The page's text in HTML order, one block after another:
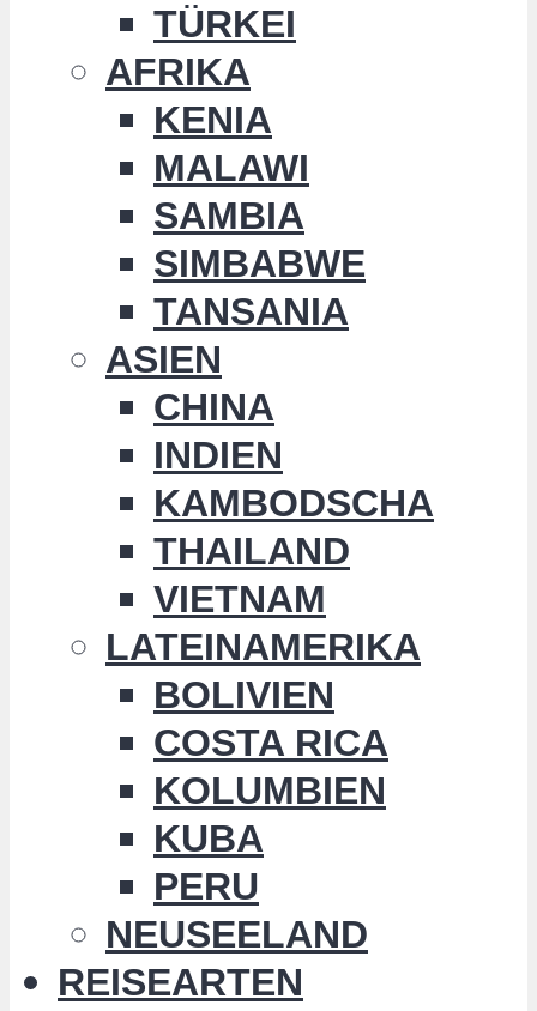
TÜRKEI
AFRIKA
KENIA
MALAWI
SAMBIA
SIMBABWE
TANSANIA
ASIEN
CHINA
INDIEN
KAMBODSCHA
THAILAND
VIETNAM
LATEINAMERIKA
BOLIVIEN
COSTA RICA
KOLUMBIEN
KUBA
PERU
NEUSEELAND
REISEARTEN